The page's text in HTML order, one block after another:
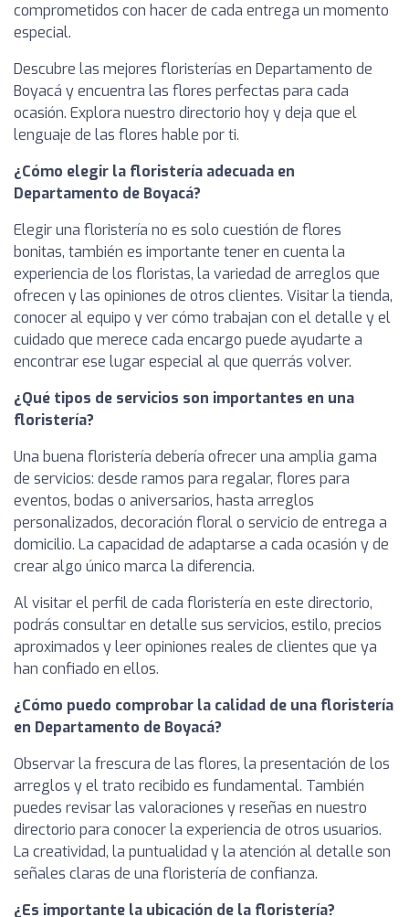
comprometidos con hacer de cada entrega un momento
especial.
Descubre las mejores floristerías en Departamento de
Boyacá y encuentra las flores perfectas para cada
ocasión. Explora nuestro directorio hoy y deja que el
lenguaje de las flores hable por ti.
¿Cómo elegir la floristería adecuada en
Departamento de Boyacá?
Elegir una floristería no es solo cuestión de flores
bonitas, también es importante tener en cuenta la
experiencia de los floristas, la variedad de arreglos que
ofrecen y las opiniones de otros clientes. Visitar la tienda,
conocer al equipo y ver cómo trabajan con el detalle y el
cuidado que merece cada encargo puede ayudarte a
encontrar ese lugar especial al que querrás volver.
¿Qué tipos de servicios son importantes en una
floristería?
Una buena floristería debería ofrecer una amplia gama
de servicios: desde ramos para regalar, flores para
eventos, bodas o aniversarios, hasta arreglos
personalizados, decoración floral o servicio de entrega a
domicilio. La capacidad de adaptarse a cada ocasión y de
crear algo único marca la diferencia.
Al visitar el perfil de cada floristería en este directorio,
podrás consultar en detalle sus servicios, estilo, precios
aproximados y leer opiniones reales de clientes que ya
han confiado en ellos.
¿Cómo puedo comprobar la calidad de una floristería
en Departamento de Boyacá?
Observar la frescura de las flores, la presentación de los
arreglos y el trato recibido es fundamental. También
puedes revisar las valoraciones y reseñas en nuestro
directorio para conocer la experiencia de otros usuarios.
La creatividad, la puntualidad y la atención al detalle son
señales claras de una floristería de confianza.
¿Es importante la ubicación de la floristería?